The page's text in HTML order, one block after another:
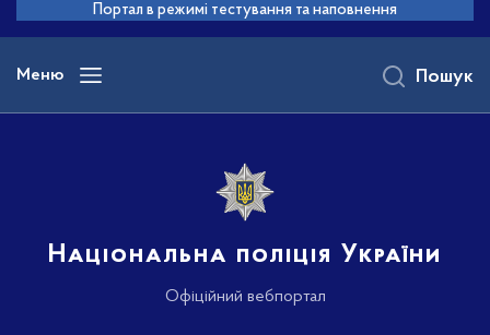
основного
вмісту
Портал в режимі тестування та наповнення
Меню
Національна поліція України
Офіційний вебпортал
Пошук